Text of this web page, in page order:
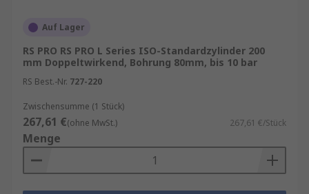
Auf Lager
RS PRO RS PRO L Series ISO-Standardzylinder 200
mm Doppeltwirkend, Bohrung 80mm, bis 10 bar
RS Best.-Nr. 727-220
Zwischensumme (1 Stück)
267,61 €(ohne MwSt.) 267,61 €/Stück
Menge